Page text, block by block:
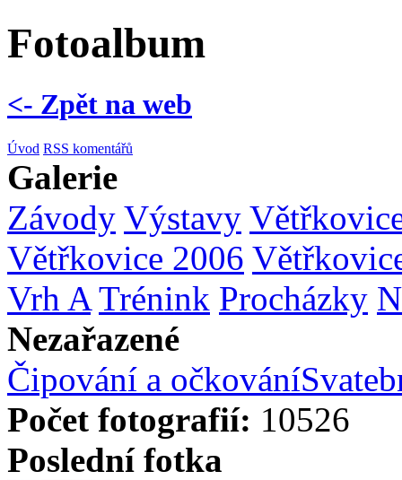
Fotoalbum
<- Zpět na web
Úvod RSS komentářů
Galerie
Závody Výstavy
Větřkovice 2006
Vrh A Trénink Procházky
Nezařazené
Čipování a očkování
Počet fotografií: 10526
Poslední fotka